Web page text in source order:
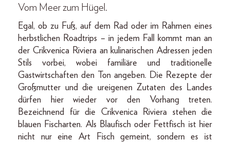
Vom Meer zum Hügel.
Egal, ob zu Fuß, auf dem Rad oder im Rahmen eines
herbstlichen Roadtrips – in jedem Fall kommt man an
der Crikvenica Riviera an kulinarischen Adressen jeden
Stils vorbei, wobei familiäre und traditionelle
Gastwirtschaften den Ton angeben. Die Rezepte der
Großmutter und die ureigenen Zutaten des Landes
dürfen hier wieder vor den Vorhang treten.
Bezeichnend für die Crikvenica Riviera stehen die
blauen Fischarten. Als Blaufisch oder Fettfisch ist hier
nicht nur eine Art Fisch gemeint, sondern es ist